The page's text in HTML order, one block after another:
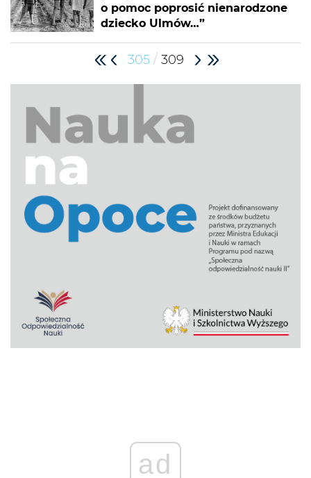
o pomoc poprosić nienarodzone
dziecko Ulmów…”
305 / 309
ad